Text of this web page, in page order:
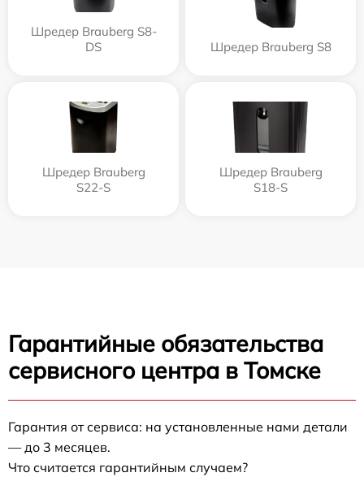
Шредер Brauberg S8-
DS
Шредер Brauberg S8
Шредер Brauberg
S22-S
Шредер Brauberg
S18-S
Гарантийные обязательства
сервисного центра в Томске
Гарантия от сервиса: на установленные нами детали
— до 3 месяцев.
Что считается гарантийным случаем?